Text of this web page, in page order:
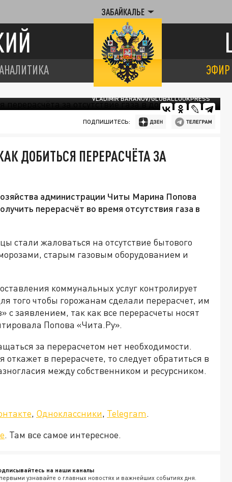
ЗАБАЙКАЛЬЕ
ЭФИР
VLADIMIR BARANOV/GLOBALLOOKPRESS
ПОДПИШИТЕСЬ:
ДОБИТЬСЯ ПЕРЕРАСЧЁТА ЗА
администрации Читы Марина Попова
перерасчёт во время отсутствия газа в
стали жаловаться на отсутствие бытового
старым газовым оборудованием и
коммунальных услуг контролирует
того чтобы горожанам сделали перерасчет, им
с заявлением, так как все перерасчеты носят
Попова «Чита.Ру».
за перерасчетом нет необходимости.
в перерасчете, то следует обратиться в
между собственником и ресурсником.
, Одноклассники, Telegram.
. Там все самое интересное.
на наши каналы
узнавайте о главных новостях и важнейших событиях дня.